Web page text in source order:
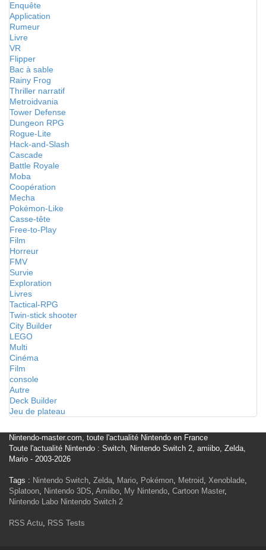
Enquête
Application
Rumeur
Livre
VR
Flipper
Bac à sable
Rainy Frog
Thriller narratif
Metroidvania
Tower Defense
Dungeon RPG
Rogue-Lite
Hack-and-Slash
Cascade
Battle Royale
Moba
Coopération
Mecha
Pokémon-Like
Casse-tête
Free-to-Play
Film
Horreur
FMV
Survie
Exploration
Livres
Tactical-RPG
Twin-stick shooter
City Builder
LEGO
Multi
Cinéma
Film
console
Autre
Deck Builder
Jeu de plateau
Nintendo-master.com, toute l'actualité Nintendo en France
Toute l'actualité Nintendo : Switch, Nintendo Switch 2, amiibo, Zelda,
Mario - 2003-2026
Tags : Nintendo Switch, Zelda, Mario, Pokémon, Metroid, Xenoblade,
Splatoon, Nintendo 3DS, Amiibo, My Nintendo, Cartoon Master,
Nintendo Labo Nintendo Switch 2
RSS Actu, RSS Tests